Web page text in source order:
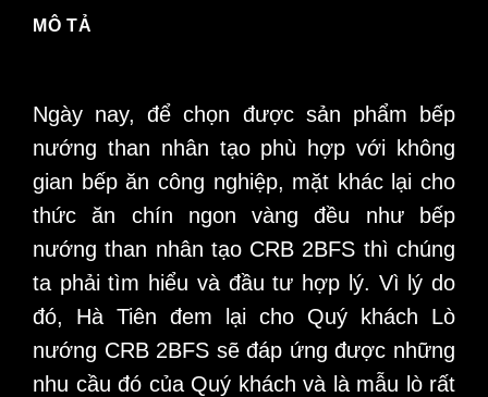
MÔ TẢ
Ngày nay, để chọn được sản phẩm bếp
nướng than nhân tạophù hợp với không
gian bếp ăn công nghiệp, mặt khác lại cho
thức ăn chín ngon vàng đều nhưbếp
nướng than nhân tạo CRB 2BFS thì chúng
ta phải tìm hiểu và đầu tư hợp lý. Vì lý do
đó, Hà Tiên đem lại cho Quý khách Lò
nướng CRB 2BFS sẽ đáp ứng được những
nhu cầu đó của Quý khách và là mẫu lò rất